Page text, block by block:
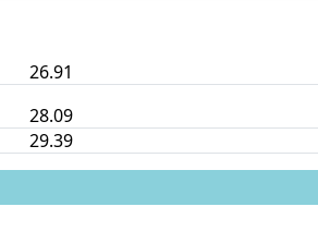
26.91
28.09
29.39